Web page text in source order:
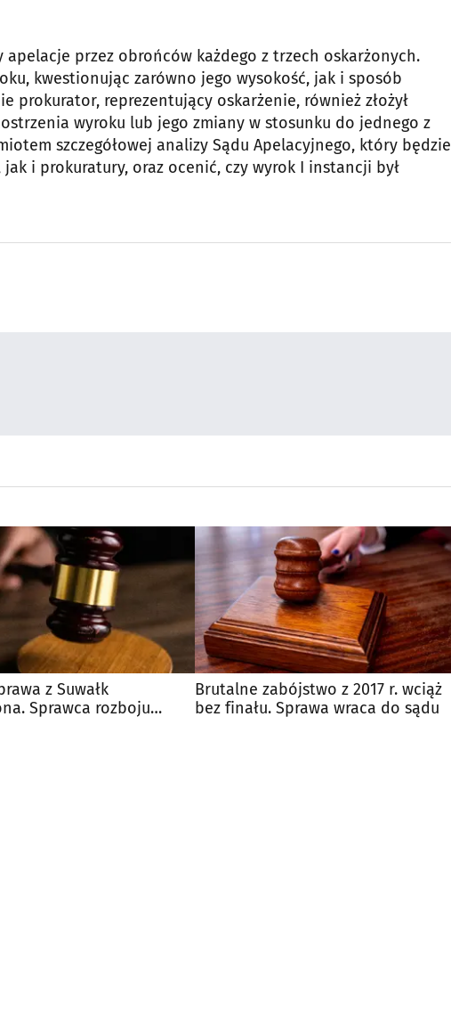
apelacje przez obrońców każdego z trzech oskarżonych.
kwestionując zarówno jego wysokość, jak i sposób
prokurator, reprezentujący oskarżenie, również złożył
wyroku lub jego zmiany w stosunku do jednego z
szczegółowej analizy Sądu Apelacyjnego, który będzie
i prokuratury, oraz ocenić, czy wyrok I instancji był
z Suwałk
Sprawca rozboju
Brutalne zabójstwo z 2017 r. wciąż
bez finału. Sprawa wraca do sądu